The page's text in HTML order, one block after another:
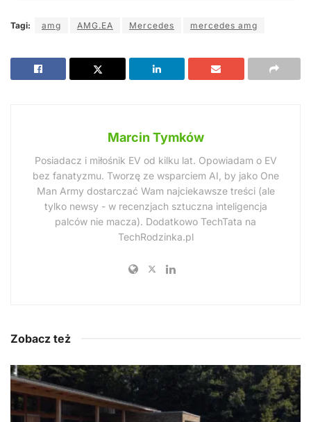
Tagi: amg AMG.EA Mercedes mercedes amg
Marcin Tymków
Posiadacz i miłośnik EV od kilku lat. Opowiadam o EV
bez fanatyzmu. Tworzę ze wsparciem AI, by jako One
Man Army dostarczać Wam najciekawsze treści (ale
tylko newsy - w recenzjach sztuczna inteligencja
palców nie macza). Dodatkowo TechTata na
TechRodzinka.pl
Zobacz też